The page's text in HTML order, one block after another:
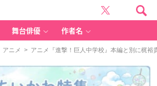
舞台俳優 作者名
アニメ > アニメ『進撃！巨人中学校』本編と別に梶裕